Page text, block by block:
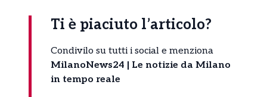
Ti è piaciuto l’articolo?
Condivilo su tutti i social e menziona
MilanoNews24 | Le notizie da Milano
in tempo reale